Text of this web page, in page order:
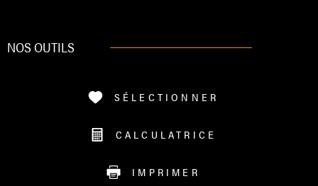
NOS OUTILS
SÉLECTIONNER
CALCULATRICE
IMPRIMER